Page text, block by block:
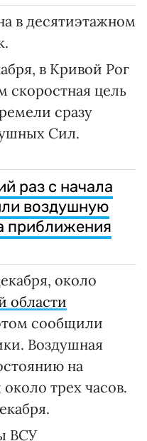
в десятиэтажном
в Кривой Рог
скоростная цель
сразу
Сил.
раз с начала
воздушную
приближения
около
области
сообщили
Воздушная
на
трех часов.
ВСУ